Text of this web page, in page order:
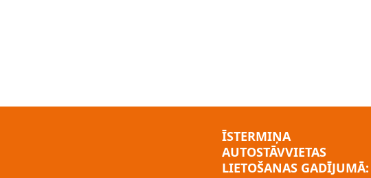
ĪSTERMIŅA
AUTOSTĀVVIETAS
LIETOŠANAS GADĪJUMĀ: